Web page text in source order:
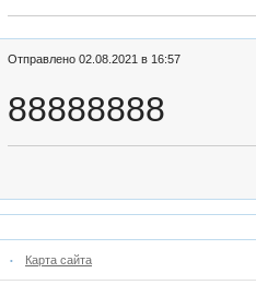
Отправлено 02.08.2021 в 16:57
88888888
• Карта сайта